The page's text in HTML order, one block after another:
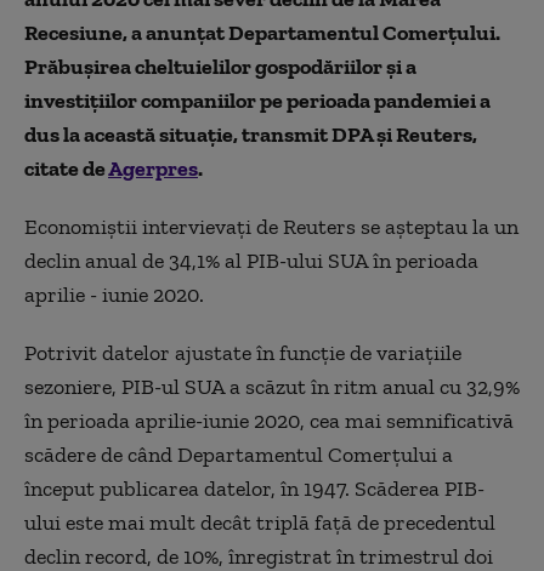
Recesiune, a anunţat Departamentul Comerţului.
Prăbușirea cheltuielilor gospodăriilor şi a
investiţiilor companiilor pe perioada pandemiei a
dus la această situație, transmit DPA şi Reuters,
citate deAgerpres.
Economiştii intervievaţi de Reuters se aşteptau la un
declin anual de 34,1% al PIB-ului SUA în perioada
aprilie - iunie 2020.
Potrivit datelor ajustate în funcţie de variaţiile
sezoniere, PIB-ul SUA a scăzut în ritm anual cu 32,9%
în perioada aprilie-iunie 2020, cea mai semnificativă
scădere de când Departamentul Comerţului a
început publicarea datelor, în 1947. Scăderea PIB-
ului este mai mult decât triplă faţă de precedentul
declin record, de 10%, înregistrat în trimestrul doi